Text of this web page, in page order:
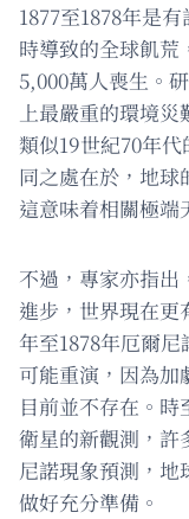
1877至1878年是
時導致的全球飢荒
5,000萬人喪生。
上最嚴重的環境
類似19世紀70年
同之處在於，地球
這意味着相關極端
不過，專家亦指出
進步，世界現在更
年至1878年厄爾
可能重演，因為加
目前並不存在。
衛星的新觀測，許
尼諾現象預測，地
做好充分準備。